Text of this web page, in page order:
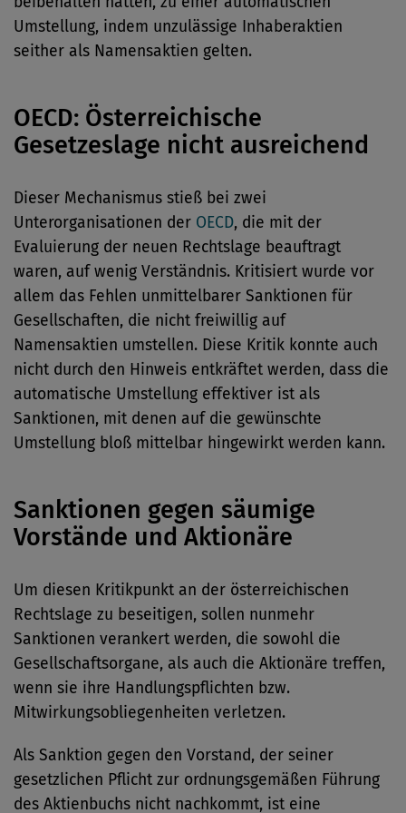
Umstellung, indem unzulässige Inhaberaktien
seither als Namensaktien gelten.
OECD: Österreichische
Gesetzeslage nicht ausreichend
Dieser Mechanismus stieß bei zwei
Unterorganisationen der OECD, die mit der
Evaluierung der neuen Rechtslage beauftragt
waren, auf wenig Verständnis. Kritisiert wurde vor
allem das Fehlen unmittelbarer Sanktionen für
Gesellschaften, die nicht freiwillig auf
Namensaktien umstellen. Diese Kritik konnte auch
nicht durch den Hinweis entkräftet werden, dass die
automatische Umstellung effektiver ist als
Sanktionen, mit denen auf die gewünschte
Umstellung bloß mittelbar hingewirkt werden kann.
Sanktionen gegen säumige
Vorstände und Aktionäre
Um diesen Kritikpunkt an der österreichischen
Rechtslage zu beseitigen, sollen nunmehr
Sanktionen verankert werden, die sowohl die
Gesellschaftsorgane, als auch die Aktionäre treffen,
wenn sie ihre Handlungspflichten bzw.
Mitwirkungsobliegenheiten verletzen.
Als Sanktion gegen den Vorstand, der seiner
gesetzlichen Pflicht zur ordnungsgemäßen Führung
des Aktienbuchs nicht nachkommt, ist eine